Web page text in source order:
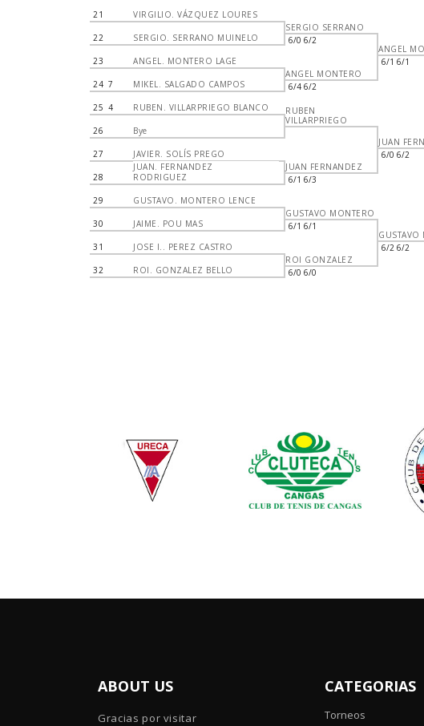
21 VIRGILIO. VÁZQUEZ LOURES
22 SERGIO. SERRANO MUINELO
23 ANGEL. MONTERO LAGE
24 7 MIKEL. SALGADO CAMPOS
25 4 RUBEN. VILLARPRIEGO BLANCO
26 Bye
27 JAVIER. SOLÍS PREGO
28
JUAN. FERNANDEZ
RODRIGUEZ
29 GUSTAVO. MONTERO LENCE
30 JAIME. POU MAS
31 JOSE I.. PEREZ CASTRO
32 ROI. GONZALEZ BELLO
SERGIO SERRANO
6/0 6/2
ANGEL MONTERO
6/4 6/2
RUBEN
VILLARPRIEGO
JUAN FERNANDEZ
6/1 6/3
GUSTAVO MONTERO
6/1 6/1
ROI GONZALEZ
6/0 6/0
ANGEL
6/1 6/1
JUAN
6/0 6/2
GUSTAVO
6/2 6/2
ABOUT US
Gracias por visitar
CATEGORIAS
Torneos